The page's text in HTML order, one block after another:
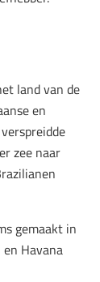
land van de
en
zee naar
gemaakt in
en Havana